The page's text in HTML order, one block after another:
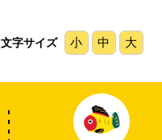
文字サイズ 小 中 大